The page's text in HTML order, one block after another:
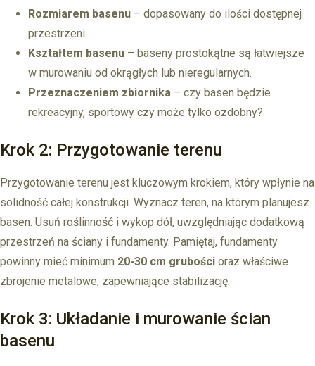
Rozmiarem basenu – dopasowany do ilości dostępnej
przestrzeni.
Kształtem basenu – baseny prostokątne są łatwiejsze
w murowaniu od okrągłych lub nieregularnych.
Przeznaczeniem zbiornika – czy basen będzie
rekreacyjny, sportowy czy może tylko ozdobny?
Krok 2: Przygotowanie terenu
Przygotowanie terenu jest kluczowym krokiem, który wpłynie na
solidność całej konstrukcji. Wyznacz teren, na którym planujesz
basen. Usuń roślinność i wykop dół, uwzględniając dodatkową
przestrzeń na ściany i fundamenty. Pamiętaj, fundamenty
powinny mieć minimum 20-30 cm grubości oraz właściwe
zbrojenie metalowe, zapewniające stabilizację.
Krok 3: Układanie i murowanie ścian
basenu